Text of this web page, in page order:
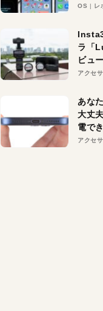
待大
る未
OS レ
ラ「
ビュ
ーム
アクセ
あな
大丈
電で
対策
アクセ